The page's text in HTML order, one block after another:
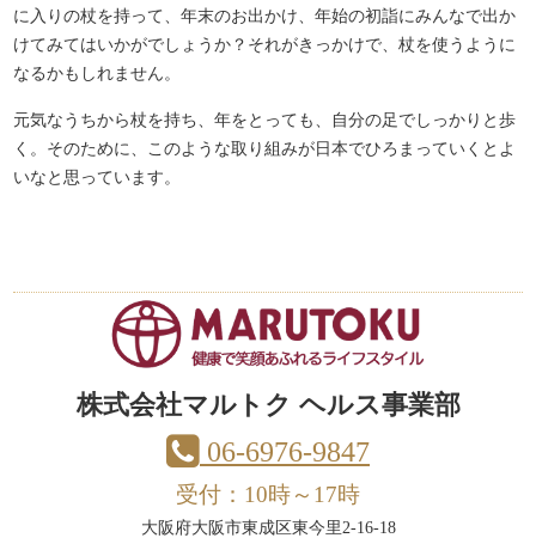
に入りの杖を持って、年末のお出かけ、年始の初詣にみんなで出か
けてみてはいかがでしょうか？それがきっかけで、杖を使うように
なるかもしれません。
元気なうちから杖を持ち、年をとっても、自分の足でしっかりと歩
く。そのために、このような取り組みが日本でひろまっていくとよ
いなと思っています。
株式会社マルトク ヘルス事業部
06-6976-9847
受付：10時～17時
大阪府大阪市東成区東今里2-16-18